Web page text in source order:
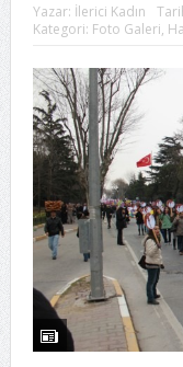
Yazar: İlerici Kadın
Kategori: Foto Galeri,